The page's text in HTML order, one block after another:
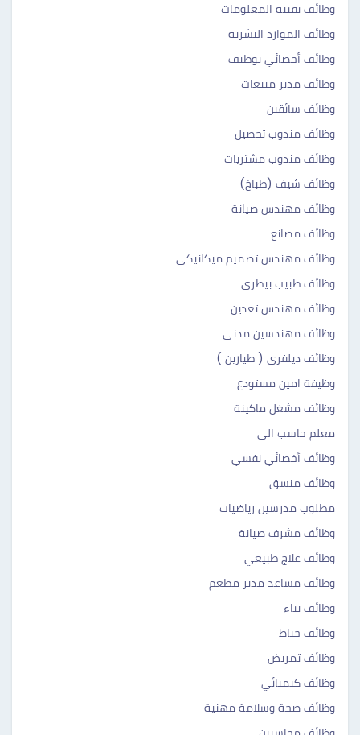
وظائف تقنية المعلومات
وظائف الموارد البشرية
وظائف أخصائي توظيف
وظائف مدير مبيعات
وظائف سائقين
وظائف مندوب تحصيل
وظائف مندوب مشتريات
وظائف شيف (طباخ)
وظائف مهندس صيانة
وظائف مصانع
وظائف مهندس تصميم ميكانيكي
وظائف طبيب بيطري
وظائف مهندس تعدين
وظائف مهندسين مدنى
وظائف ديلفرى ( طيارين )
وظيفة امين مستودع
وظائف مشغل ماكينة
معلم حاسب الى
وظائف أخصائي نفسي
وظائف منسق
مطلوب مدرسين رياضيات
وظائف مشرف صيانة
وظائف علاج طبيعي
وظائف مساعد مدير مطعم
وظائف بناء
وظائف خياط
وظائف تمريض
وظائف كيميائي
وظائف صحة وسلامة مهنية